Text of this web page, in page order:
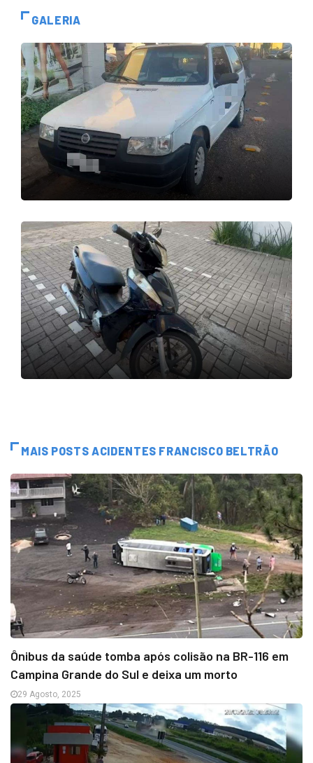
GALERIA
MAIS POSTS ACIDENTES FRANCISCO BELTRÃO
Ônibus da saúde tomba após colisão na BR-116 em
Campina Grande do Sul e deixa um morto
29 Agosto, 2025